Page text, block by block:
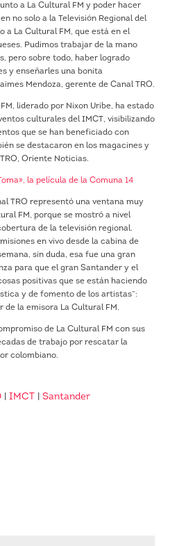
a La Cultural FM y poder hacer
no solo a la Televisión Regional del
a La Cultural FM, que está en el
Pudimos trabajar de la mano
pero sobre todo, haber logrado
y enseñarles una bonita
Mendoza, gerente de Canal TRO.
liderado por Nixon Uribe, ha estado
culturales del IMCT, visibilizando
que se han beneficiado con
se destacaron en los magacines y
Oriente Noticias.
la película de la Comuna 14
TRO representó una ventana muy
FM, porque se mostró a nivel
de la televisión regional.
en vivo desde la cabina de
sin duda, esa fue una gran
para que el gran Santander y el
positivas que se están haciendo
y de fomento de los artistas”:
de la emisora La Cultural FM.
de La Cultural FM con sus
de trabajo por rescatar la
colombiano.
| IMCT| Santander